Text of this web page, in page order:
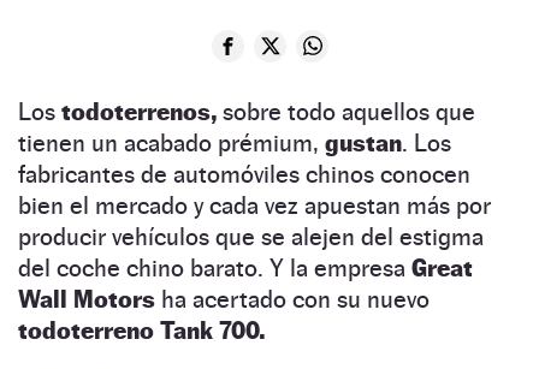
Los todoterrenos, sobre todo aquellos que
tienen un acabado prémium, gustan. Los
fabricantes de automóviles chinos conocen
bien el mercado y cada vez apuestan más por
producir vehículos que se alejen del estigma
del coche chino barato. Y la empresa Great
Wall Motors ha acertado con su nuevo
todoterreno Tank 700.